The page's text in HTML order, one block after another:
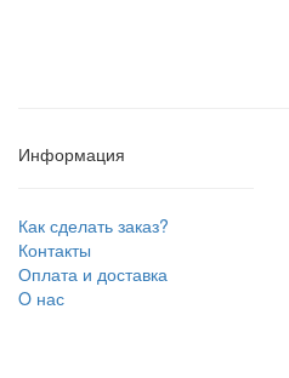
Информация
Как сделать заказ?
Контакты
Оплата и доставка
O нас